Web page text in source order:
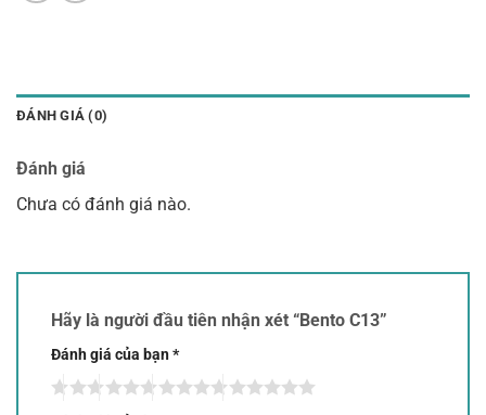
ĐÁNH GIÁ (0)
Đánh giá
Chưa có đánh giá nào.
Hãy là người đầu tiên nhận xét “Bento C13”
Đánh giá của bạn*